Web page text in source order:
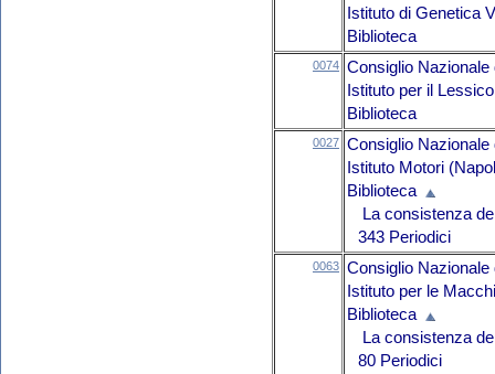
Istituto di Genetica
Biblioteca
0074 Consiglio Nazionale
Istituto per il
Biblioteca
0027 Consiglio Nazionale
Istituto Motori
Biblioteca
La consistenza
343 Periodici
0063 Consiglio Nazionale
Istituto per le
Biblioteca
La consistenza
80 Periodici